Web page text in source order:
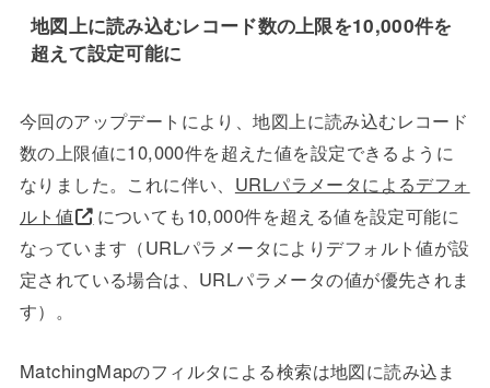
地図上に読み込むレコード数の上限を10,000件を
超えて設定可能に
今回のアップデートにより、地図上に読み込むレコード
数の上限値に10,000件を超えた値を設定できるように
なりました。これに伴い、 URLパラメータによるデフォ
ルト値
についても10,000件を超える値を設定可能に
なっています（URLパラメータによりデフォルト値が設
定されている場合は、URLパラメータの値が優先されま
す）。
MatchingMapのフィルタによる検索は地図に読み込ま